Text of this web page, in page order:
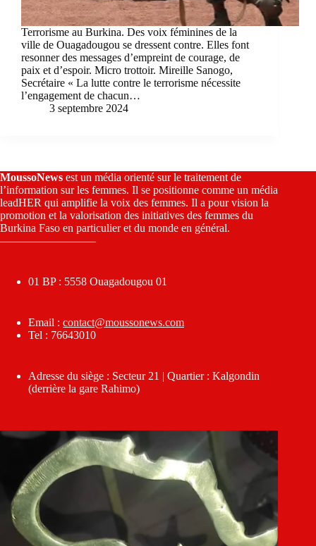
Terrorisme au Burkina. Des voix féminines de la
ville de Ouagadougou se dressent contre. Elles font
resonner des messages d’empreint de courage, de
paix et d’espoir. Micro trottoir. Mireille Sanogo,
Secrétaire « La lutte contre le terrorisme nécessite
l’engagement de chacun…
3 septembre 2024
MoussoNews est un média orienté sur le traitement de
l’information sur les femmes. Il se positionne comme un média
leadHER qui amplifie la voix des femmes. Il a pour vision la
promotion et la valorisation des initiatives des femmes du
Burkina Faso en particulier et du monde en général.
————————–
01 BP : 5558 Ouagadougou 01
Email : contact@moussonews.com
Tel : 76643010
Adresse du siège : Secteur 21 | Quartier : Kalgondin
(derrière la gare Rahimo)